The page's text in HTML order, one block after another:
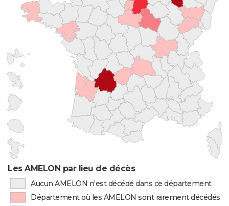
Les AMELON par lieu de décès
Aucun AMELON n'est décédé dans ce département
Département où les AMELON sont rarement décédés